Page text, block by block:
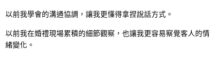
以前我學會的溝通協調，讓我更懂得拿捏說話方式。
以前我在婚禮現場累積的細節觀察，也讓我更容易察覺客人的情
緒變化。